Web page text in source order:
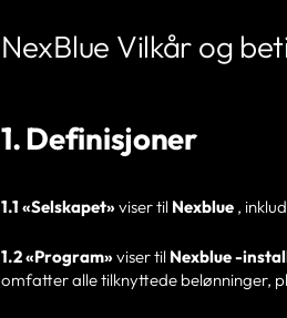
NexBlue Vilkår og
1. Definisjoner
1.1 «Selskapet»viser til Nexblue ,
1.2 «Program»viser til Nexblue -
omfatter alle tilknyttede belønninger,